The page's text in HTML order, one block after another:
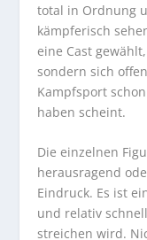
total in Ordnung
kämpferisch
eine Cast
sondern sich
Kampfsport
haben scheint.
Die einzelnen
herausragend
Eindruck. Es ist
und relativ
streichen wird.